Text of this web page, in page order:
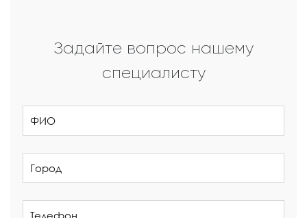
Задайте вопрос нашему
специалисту